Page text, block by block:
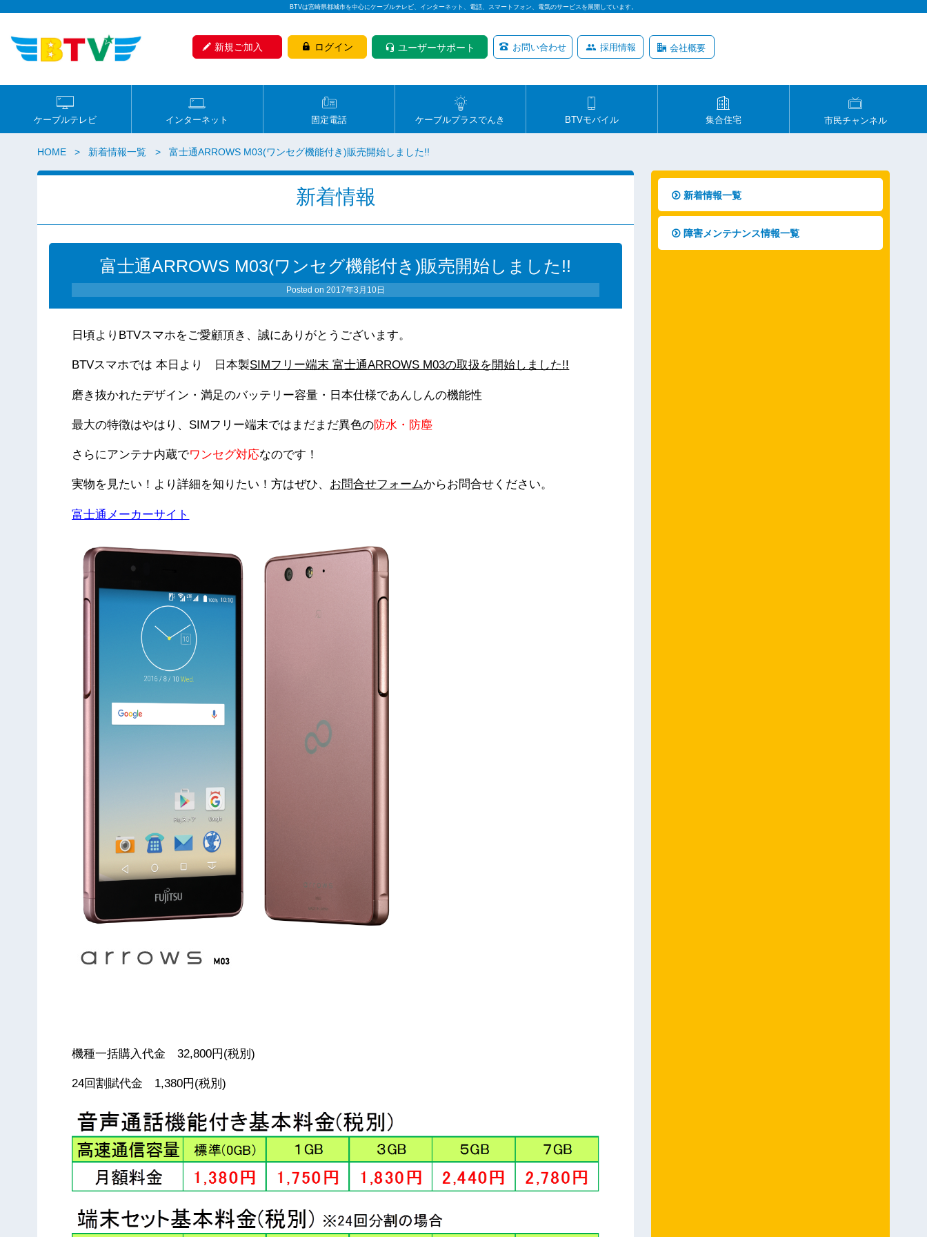
BTVは宮崎県都城市を中心にケーブルテレビ、インターネット、電話、スマートフォン、電気のサービスを展開しています。
新規ご加入 ログイン ユーザーサポート お問い合わせ 採用情報 会社概要
ケーブルテレビ インターネット 固定電話 ケーブルプラスでんき BTVモバイル 集合住宅 市民チャンネル
HOME 新着情報一覧 富士通ARROWS M03(ワンセグ機能付き)販売開始しました!!
新着情報
富士通ARROWS M03(ワンセグ機能付き)販売開始しました!!
Posted on2017年3月10日
日頃よりBTVスマホをご愛顧頂き、誠にありがとうございます。
BTVスマホでは 本日より 日本製SIMフリー端末 富士通ARROWS M03の取扱を開始しました!!
磨き抜かれたデザイン・満足のバッテリー容量・日本仕様であんしんの機能性
最大の特徴はやはり、SIMフリー端末ではまだまだ異色の防水・防塵
さらにアンテナ内蔵でワンセグ対応なのです！
実物を見たい！より詳細を知りたい！方はぜひ、 お問合せフォームからお問合せください。
富士通メーカーサイト
機種一括購入代金 32,800円(税別)
24回割賦代金 1,380円(税別)
新着情報一覧
障害メンテナンス情報一覧